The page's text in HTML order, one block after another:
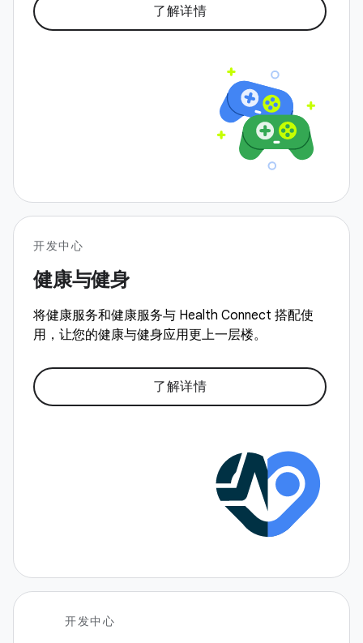
了解详情
开发中心
健康与健身
将健康服务和健康服务与 Health Connect 搭配使
用，让您的健康与健身应用更上一层楼。
了解详情
开发中心